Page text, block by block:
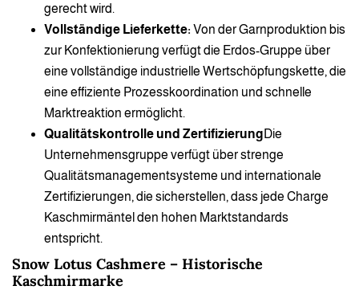
gerecht wird.
Vollständige Lieferkette: Von der Garnproduktion bis
zur Konfektionierung verfügt die Erdos-Gruppe über
eine vollständige industrielle Wertschöpfungskette, die
eine effiziente Prozesskoordination und schnelle
Marktreaktion ermöglicht.
Qualitätskontrolle und ZertifizierungDie
Unternehmensgruppe verfügt über strenge
Qualitätsmanagementsysteme und internationale
Zertifizierungen, die sicherstellen, dass jede Charge
Kaschmirmäntel den hohen Marktstandards
entspricht.
Snow Lotus Cashmere – Historische
Kaschmirmarke